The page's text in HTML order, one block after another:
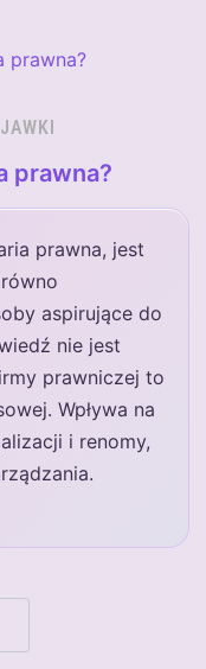
prawna?
prawna, jest
aspirujące do
nie jest
prawniczej to
Wpływa na
i renomy,